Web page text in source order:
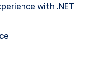
with .NET